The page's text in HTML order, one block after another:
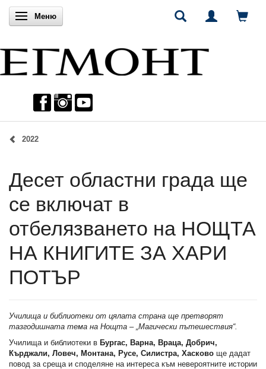
Включи навигацията
Меню
2022
Десет областни града ще
се включат в
отбелязването на НОЩТА
НА КНИГИТЕ ЗА ХАРИ
ПОТЪР
Училища и библиотеки от цялата страна ще претворят
тазгодишната тема на Нощта – „Магически пътешествия“.
Училища и библиотеки в Бургас, Варна, Враца, Добрич,
Кърджали, Ловеч, Монтана, Русе, Силистра, Хасково ще дадат
повод за среща и споделяне на интереса към невероятните истории